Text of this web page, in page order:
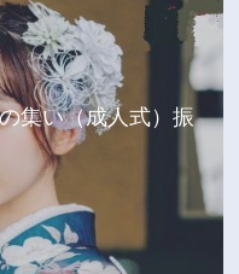
集い（成人式）振